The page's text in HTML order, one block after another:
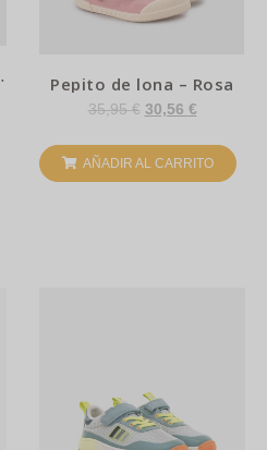
Pepito de lona – Rosa
35,95€ 30,56 €
AÑADIR AL CARRITO